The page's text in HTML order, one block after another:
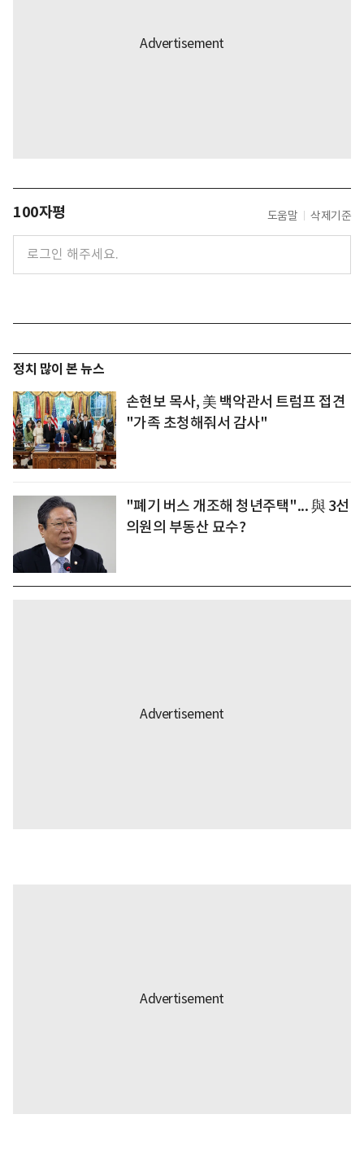
100자평 도움말 삭제기준
정치 많이 본 뉴스
손현보 목사, 美 백악관서 트럼프 접견
"가족 초청해줘서 감사"
"폐기 버스 개조해 청년주택"... 與 3선
의원의 부동산 묘수?